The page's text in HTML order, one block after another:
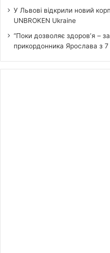
У Львові відкрили новий
UNBROKEN Ukraine
“Поки дозволяє здоров’я –
прикордонника Ярослава з